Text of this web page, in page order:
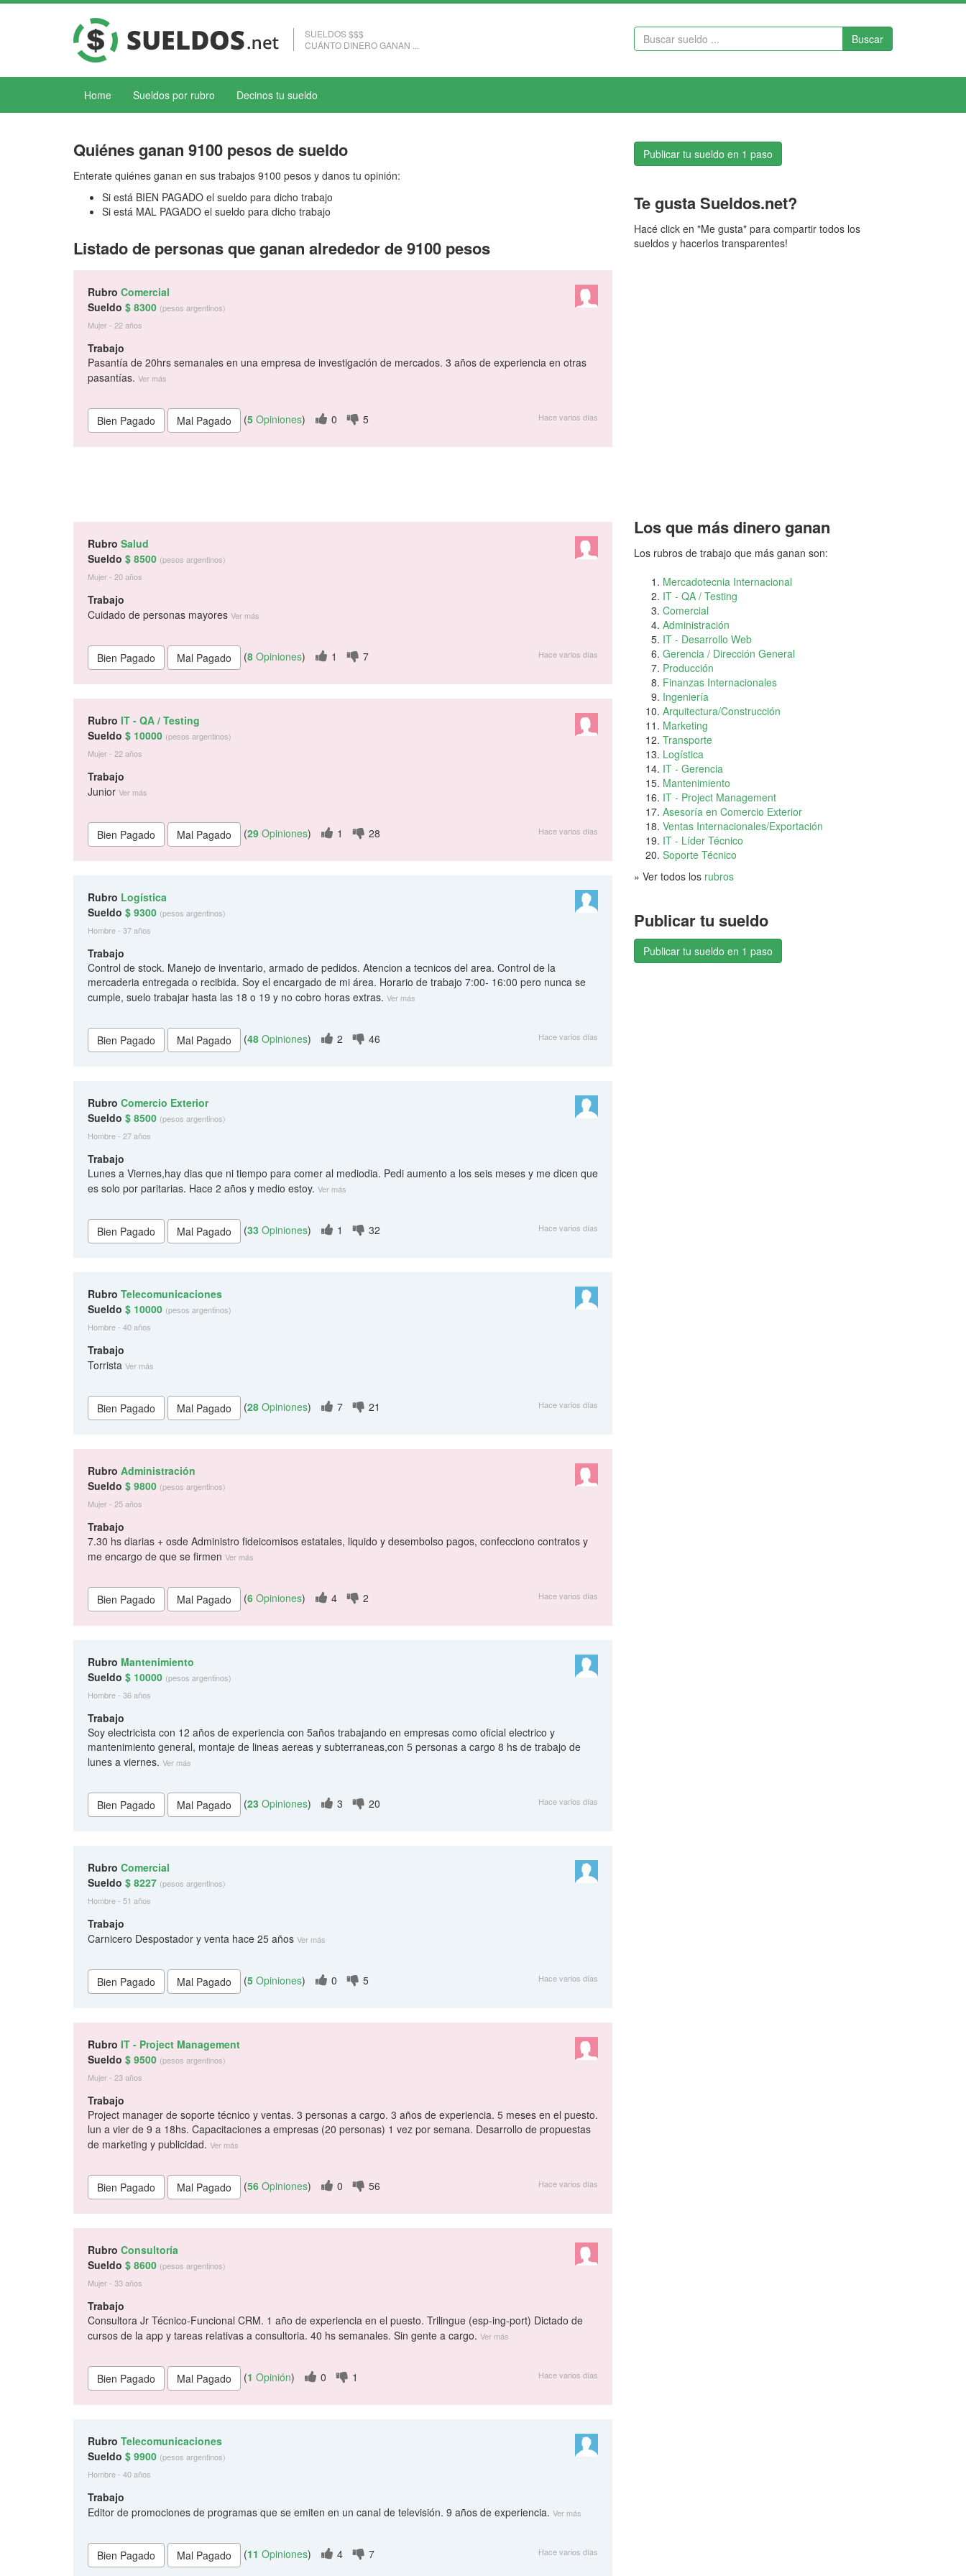
SUELDOS $$$
CUÁNTO DINERO GANAN ...
Buscar
Home Sueldos por rubro Decinos tu sueldo
Quiénes ganan 9100 pesos de sueldo
Enterate quiénes ganan en sus trabajos 9100 pesos y danos tu opinión:
Si está BIEN PAGADO el sueldo para dicho trabajo
Si está MAL PAGADO el sueldo para dicho trabajo
Listado de personas que ganan alrededor de 9100 pesos
Rubro Comercial
Sueldo $ 8300 (pesos argentinos)
Mujer - 22 años
Trabajo
Pasantía de 20hrs semanales en una empresa de investigación de mercados. 3 años de experiencia en otras
pasantías. Ver más
(5 Opiniones) 0 5 Hace varios días
Rubro Salud
Sueldo $ 8500 (pesos argentinos)
Mujer - 20 años
Trabajo
Cuidado de personas mayores Ver más
(8 Opiniones) 1 7 Hace varios días
Rubro IT - QA / Testing
Sueldo $ 10000 (pesos argentinos)
Mujer - 22 años
Trabajo
Junior Ver más
(29 Opiniones) 1 28 Hace varios días
Rubro Logística
Sueldo $ 9300 (pesos argentinos)
Hombre - 37 años
Trabajo
Control de stock. Manejo de inventario, armado de pedidos. Atencion a tecnicos del area. Control de la
mercaderia entregada o recibida. Soy el encargado de mi área. Horario de trabajo 7:00- 16:00 pero nunca se
cumple, suelo trabajar hasta las 18 o 19 y no cobro horas extras. Ver más
(48 Opiniones) 2 46 Hace varios días
Rubro Comercio Exterior
Sueldo $ 8500 (pesos argentinos)
Hombre - 27 años
Trabajo
Lunes a Viernes,hay dias que ni tiempo para comer al mediodia. Pedi aumento a los seis meses y me dicen que
es solo por paritarias. Hace 2 años y medio estoy. Ver más
(33 Opiniones) 1 32 Hace varios días
Rubro Telecomunicaciones
Sueldo $ 10000 (pesos argentinos)
Hombre - 40 años
Trabajo
Torrista Ver más
(28 Opiniones) 7 21 Hace varios días
Rubro Administración
Sueldo $ 9800 (pesos argentinos)
Mujer - 25 años
Trabajo
7.30 hs diarias + osde Administro fideicomisos estatales, liquido y desembolso pagos, confecciono contratos y
me encargo de que se firmen Ver más
(6 Opiniones) 4 2 Hace varios días
Rubro Mantenimiento
Sueldo $ 10000 (pesos argentinos)
Hombre - 36 años
Trabajo
Soy electricista con 12 años de experiencia con 5años trabajando en empresas como oficial electrico y
mantenimiento general, montaje de lineas aereas y subterraneas,con 5 personas a cargo 8 hs de trabajo de
lunes a viernes. Ver más
(23 Opiniones) 3 20 Hace varios días
Rubro Comercial
Sueldo $ 8227 (pesos argentinos)
Hombre - 51 años
Trabajo
Carnicero Despostador y venta hace 25 años Ver más
(5 Opiniones) 0 5 Hace varios días
Rubro IT - Project Management
Sueldo $ 9500 (pesos argentinos)
Mujer - 23 años
Trabajo
Project manager de soporte técnico y ventas. 3 personas a cargo. 3 años de experiencia. 5 meses en el puesto.
lun a vier de 9 a 18hs. Capacitaciones a empresas (20 personas) 1 vez por semana. Desarrollo de propuestas
de marketing y publicidad. Ver más
(56 Opiniones) 0 56 Hace varios días
Rubro Consultoría
Sueldo $ 8600 (pesos argentinos)
Mujer - 33 años
Trabajo
Consultora Jr Técnico-Funcional CRM. 1 año de experiencia en el puesto. Trilingue (esp-ing-port) Dictado de
cursos de la app y tareas relativas a consultoria. 40 hs semanales. Sin gente a cargo. Ver más
(1 Opinión) 0 1 Hace varios días
Rubro Telecomunicaciones
Sueldo $ 9900 (pesos argentinos)
Hombre - 40 años
Trabajo
Editor de promociones de programas que se emiten en un canal de televisión. 9 años de experiencia. Ver más
(11 Opiniones) 4 7 Hace varios días
Publicar tu sueldo en 1 paso
Te gusta Sueldos.net?
Hacé click en "Me gusta" para compartir todos los
sueldos y hacerlos transparentes!
Los que más dinero ganan
Los rubros de trabajo que más ganan son:
Mercadotecnia Internacional
IT - QA / Testing
Comercial
Administración
IT - Desarrollo Web
Gerencia / Dirección General
Producción
Finanzas Internacionales
Ingeniería
Arquitectura/Construcción
Marketing
Transporte
Logística
IT - Gerencia
Mantenimiento
IT - Project Management
Asesoría en Comercio Exterior
Ventas Internacionales/Exportación
IT - Líder Técnico
Soporte Técnico
» Ver todos los rubros
Publicar tu sueldo
Publicar tu sueldo en 1 paso